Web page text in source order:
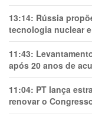
13:14: Rússia
tecnologia nuclear
11:43:
após 20 anos de
11:04: PT lança
renovar o